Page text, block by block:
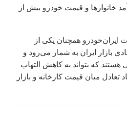
خانوارها و قیمت خودرو بیش از
ایران‌خودرو همچنان یکی از
بازار ایران به شمار می‌رود و
هستند که بتواند به کاهش التهاب
تعادل میان قیمت کارخانه و بازار